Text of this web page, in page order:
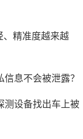
、精准度越来越
息不会被泄露？
测设备找出车上被